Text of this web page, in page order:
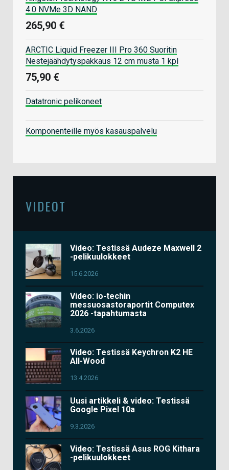
4.0 NVMe 3D NAND
265,90 €
ARCTIC Liquid Freezer III Pro 360 Suoritin
Nestejäähdytyspakkaus 12 cm musta 1 kpl
75,90 €
Datatronic pelikoneet
Komponenteille myös kasauspalvelu
VIDEOT
Video: Testissä Audeze Maxwell 2
-pelikuulokkeet
15.6.2026
Video: io-techin
messuosastoraportit Computex
2026 -tapahtumasta
3.6.2026
Video: Testissä Keychron K2 HE
All-Wood
13.4.2026
Uusi artikkeli & video: Testissä
Google Pixel 10a
9.3.2026
Video: Testissä Asus ROG Kithara
-pelikuulokkeet